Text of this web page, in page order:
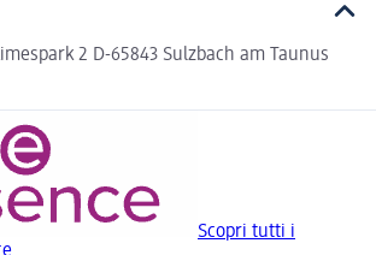
2 D-65843 Sulzbach am Taunus
Scopri tutti i